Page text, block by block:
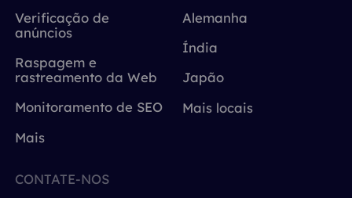
Verificação de
anúncios
Raspagem e
rastreamento da Web
Monitoramento de SEO
Mais
Alemanha
Índia
Japão
Mais locais
CONTATE-NOS